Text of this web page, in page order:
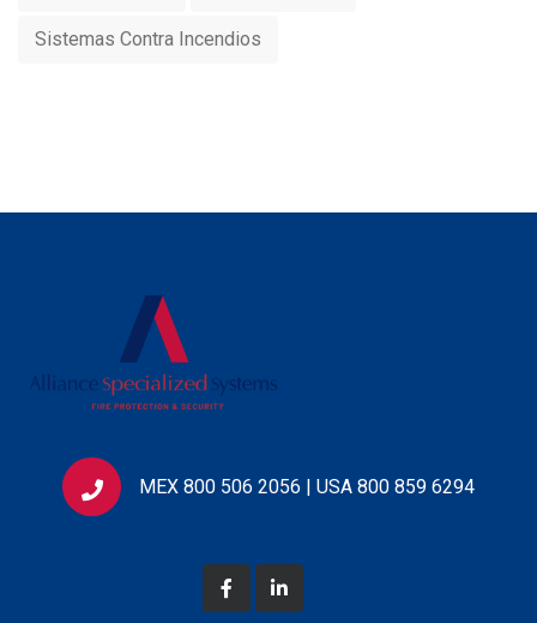
Sistemas Contra Incendios
MEX 800 506 2056 | USA 800 859 6294